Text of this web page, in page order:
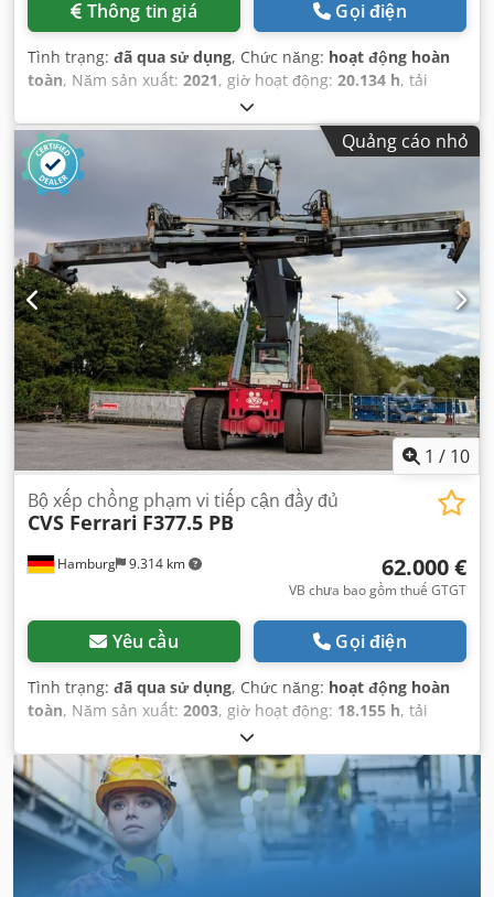
Thông tin giá Gọi điện
Tình trạng: đã qua sử dụng, Chức năng: hoạt động hoàn
toàn, Năm sản xuất: 2021, giờ hoạt động: 20.134 h, tải
, chiều cao nâng:
liệu:diesel, công suất:240 kW (326,31 mã lực), tổng chiều
dài:9.250 mm , loại truyền động: Diesel
, chiều rộng xây
dựng:4.204 mm
Quảng cáo nhỏ
1 / 10
Hamburg 9.314 km
Bộ xếp chồng phạm vi tiếp cận đầy đủ
CVS Ferrari F377.5 PB
62.000 €
VB chưa bao gồm thuế GTGT
Yêu cầu Gọi điện
Tình trạng: đã qua sử dụng, Chức năng: hoạt động hoàn
toàn, Năm sản xuất: 2003, giờ hoạt động: 18.155 h, tải
, chiều cao nâng:
liệu:diesel, công suất:243 kW (330,39 mã lực), trọng
lượng không tải:65.600 kg, loại truyền động:Diesel, chiều
rộng xây dựng:4.150 mm